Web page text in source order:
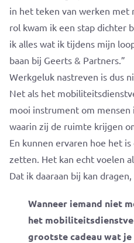
in het teken van werken met
rol kwam ik een stap dichter
ik alles wat ik tijdens mijn
baan bij Geerts & Partners.”
Werkgeluk nastreven is dus
Net als het
mooi instrument om
waarin zij de ruimte krijgen
En kunnen ervaren hoe het
zetten. Het kan echt voelen
Dat ik daaraan bij kan
Wanneer iemand niet
het
grootste cadeau wat je